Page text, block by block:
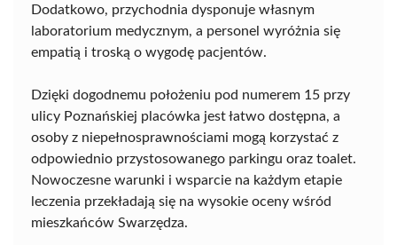
Dodatkowo, przychodnia dysponuje własnym
laboratorium medycznym, a personel wyróżnia się
empatią i troską o wygodę pacjentów.
Dzięki dogodnemu położeniu pod numerem 15 przy
ulicy Poznańskiej placówka jest łatwo dostępna, a
osoby z niepełnosprawnościami mogą korzystać z
odpowiednio przystosowanego parkingu oraz toalet.
Nowoczesne warunki i wsparcie na każdym etapie
leczenia przekładają się na wysokie oceny wśród
mieszkańców Swarzędza.